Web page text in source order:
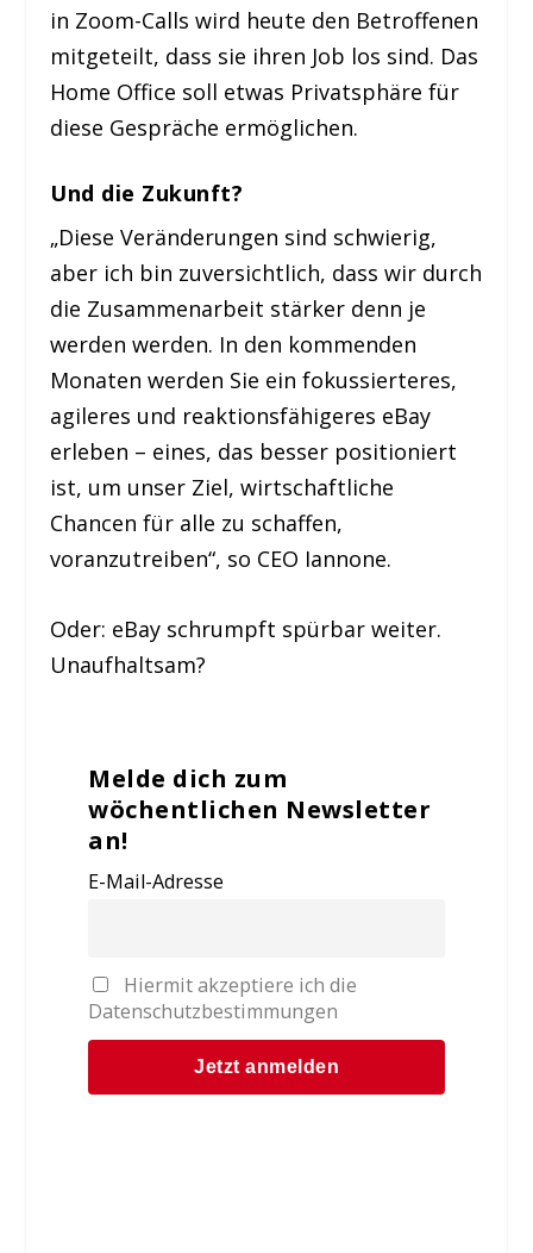
in Zoom-Calls wird heute den Betroffenen
mitgeteilt, dass sie ihren Job los sind. Das
Home Office soll etwas Privatsphäre für
diese Gespräche ermöglichen.
Und die Zukunft?
„Diese Veränderungen sind schwierig,
aber ich bin zuversichtlich, dass wir durch
die Zusammenarbeit stärker denn je
werden werden. In den kommenden
Monaten werden Sie ein fokussierteres,
agileres und reaktionsfähigeres eBay
erleben – eines, das besser positioniert
ist, um unser Ziel, wirtschaftliche
Chancen für alle zu schaffen,
voranzutreiben“, so CEO Iannone.
Oder: eBay schrumpft spürbar weiter.
Unaufhaltsam?
Melde dich zum
wöchentlichen Newsletter
an!
E-Mail-Adresse
Hiermit akzeptiere ich die
Datenschutzbestimmungen